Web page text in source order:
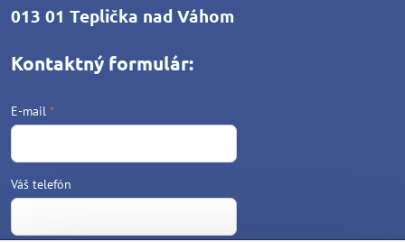
013 01 Teplička nad Váhom
Kontaktný formulár:
E-mail *
Váš telefón